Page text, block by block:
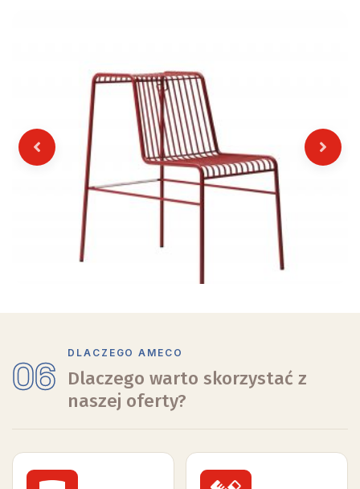
Previous Next
06
DLACZEGO AMECO
Dlaczego warto skorzystać z
naszej oferty?